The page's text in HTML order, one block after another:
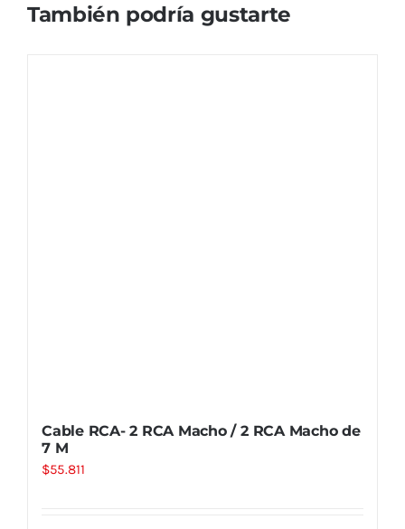
También podría gustarte
Cable RCA- 2 RCA Macho / 2 RCA Macho de
7 M
$55.811